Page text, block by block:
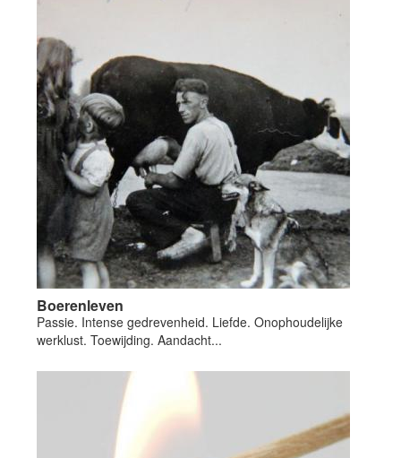
Boerenleven
Passie. Intense gedrevenheid. Liefde. Onophoudelijke
werklust. Toewijding. Aandacht...